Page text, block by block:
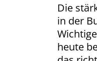
Die
in der
heute